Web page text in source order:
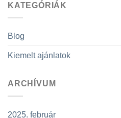
KATEGÓRIÁK
Blog
Kiemelt ajánlatok
ARCHÍVUM
2025. február